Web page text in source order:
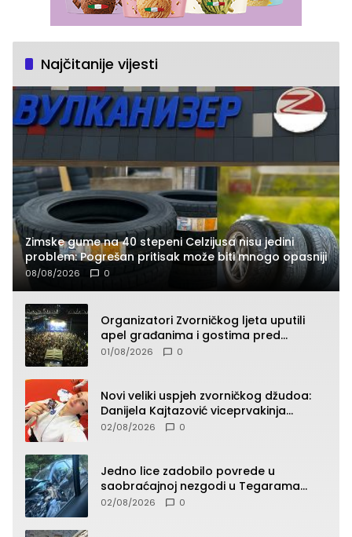
Najčitanije vijesti
Zimske gume na 40 stepeni Celzijusa nisu jedini
problem: Pogrešan pritisak može biti mnogo opasniji
08/08/2026 0
Organizatori Zvorničkog ljeta uputili
apel građanima i gostima pred
početak koncertnog programa
01/08/2026 0
Novi veliki uspjeh zvorničkog džudoa:
Danijela Kajtazović viceprvakinja
Balkana u seniorskoj konkurenciji
02/08/2026 0
Jedno lice zadobilo povrede u
saobraćajnoj nezgodi u Tegarama
(FOTO)
02/08/2026 0